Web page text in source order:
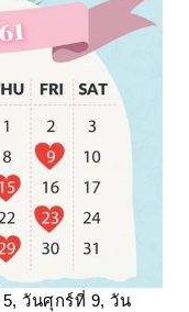
วันศุกร์ที่ 9, วัน